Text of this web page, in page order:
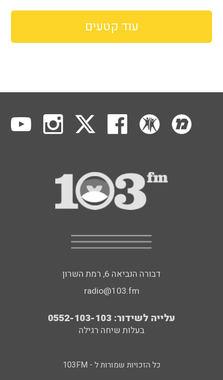
עוד קטעים
דבורה הנביאה 6, רמת השרון
radio@103.fm
עלייה לשידור: 0552-103-103
בעלות שיחה רגילה
כל הזכויות שמורות ל - 103FM